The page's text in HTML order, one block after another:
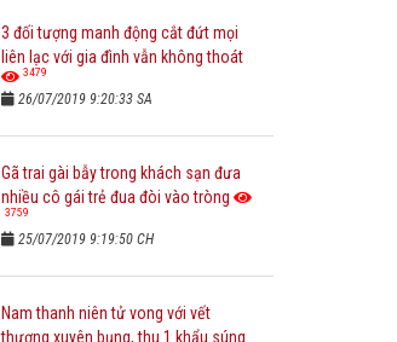
3 đối tượng manh động cắt đứt mọi
liên lạc với gia đình vẫn không thoát
3479
26/07/2019 9:20:33 SA
Gã trai gài bẫy trong khách sạn đưa
nhiều cô gái trẻ đua đòi vào tròng
3759
25/07/2019 9:19:50 CH
Nam thanh niên tử vong với vết
thương xuyên bụng, thu 1 khẩu súng